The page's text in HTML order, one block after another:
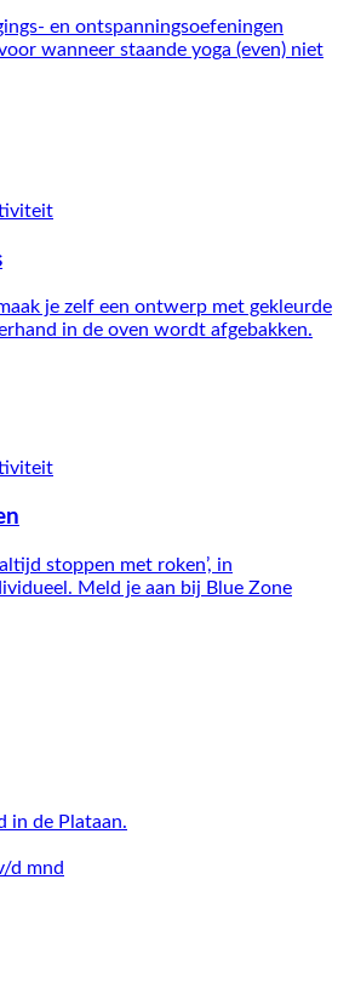
en ontspanningsoefeningen
wanneer staande yoga (even) niet
je zelf een ontwerp met gekleurde
in de oven wordt afgebakken.
stoppen met roken’, in
Meld je aan bij Blue Zone
in de Plataan.
d mnd